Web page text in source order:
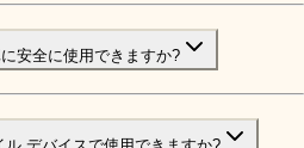
安全に使用できますか?